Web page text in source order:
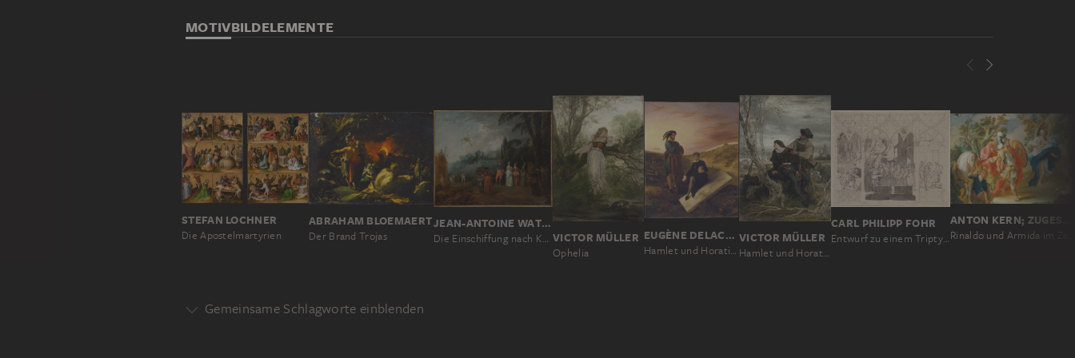
MOTIVBILDELEMENTE
STEFAN LOCHNER
Die Apostelmartyrien
ABRAHAM BLOEMAERT
Der Brand Trojas
JEAN-ANTOINE WATTEAU
Die Einschiffung nach Kythera VICTOR MÜLLER
Ophelia
EUGÈNE DELACROIX
Hamlet und Horatio auf dem Friedhof
VICTOR MÜLLER
Hamlet und Horatio auf dem Kirchhof
CARL PHILIPP FOHR
Entwurf zu einem Triptychon mit Szenen aus dem Nibelungenlied
Gemeinsame Schlagworte einblenden